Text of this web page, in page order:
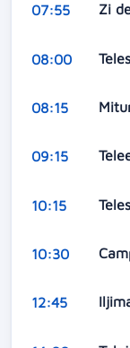
07:55 Zi
08:00
08:15
09:15
10:15
10:30
12:45